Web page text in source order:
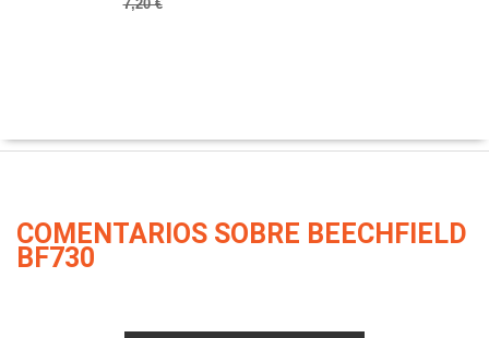
7,20 €
COMENTARIOS SOBRE BEECHFIELD
BF730